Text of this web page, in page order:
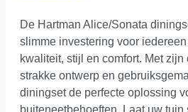
De Hartman Alice/Sonata
slimme investering voor
kwaliteit, stijl en comfort. Met
strakke ontwerp en
diningset de perfecte oplossing